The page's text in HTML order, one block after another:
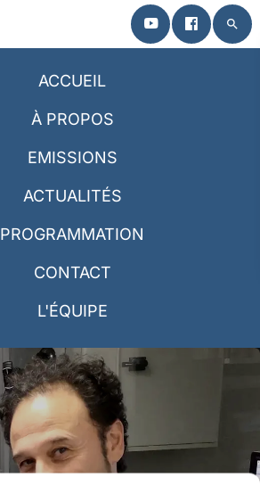
search
close
ACCUEIL
À PROPOS
EMISSIONS
ACTUALITÉS
PROGRAMMATION
CONTACT
L'ÉQUIPE